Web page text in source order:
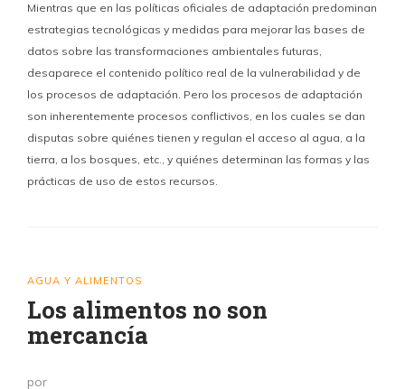
Mientras que en las políticas oficiales de adaptación predominan
estrategias tecnológicas y medidas para mejorar las bases de
datos sobre las transformaciones ambientales futuras,
desaparece el contenido político real de la vulnerabilidad y de
los procesos de adaptación. Pero los procesos de adaptación
son inherentemente procesos conflictivos, en los cuales se dan
disputas sobre quiénes tienen y regulan el acceso al agua, a la
tierra, a los bosques, etc., y quiénes determinan las formas y las
prácticas de uso de estos recursos.
AGUA Y ALIMENTOS
Los alimentos no son
mercancía
por